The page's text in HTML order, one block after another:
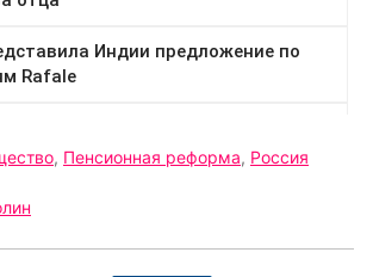
, Пенсионная реформа, Россия